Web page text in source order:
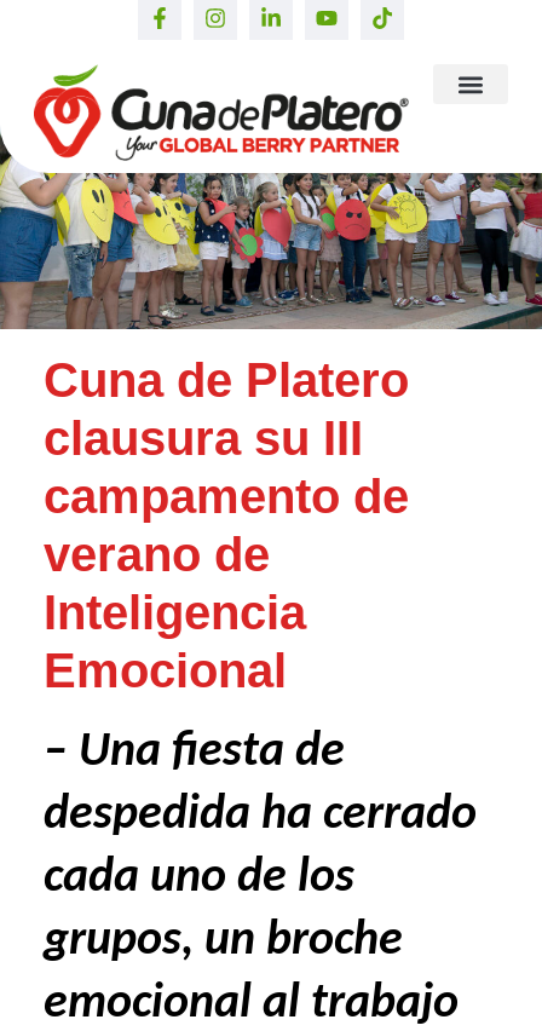
Cuna de Platero
clausura su III
campamento de
verano de
Inteligencia
Emocional
– Una fiesta de
despedida ha cerrado
cada uno de los
grupos, un broche
emocional al trabajo